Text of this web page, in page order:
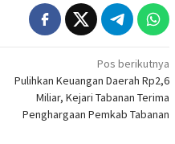
Pos berikutnya
Pulihkan Keuangan Daerah Rp2,6
Miliar, Kejari Tabanan Terima
Penghargaan Pemkab Tabanan